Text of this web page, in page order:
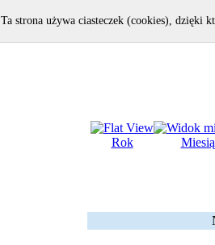
Rok
Ta strona używa ciasteczek (cookies), dzięki